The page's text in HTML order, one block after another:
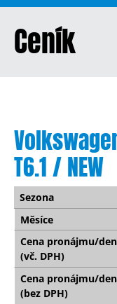
Ceník
T6.1 / NEW
Sezona
Měsíce
Cena pronájmu/den
(vč. DPH)
Cena pronájmu/den
(bez DPH)